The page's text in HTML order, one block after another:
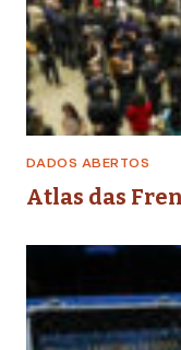
DADOS ABERTOS
Atlas das